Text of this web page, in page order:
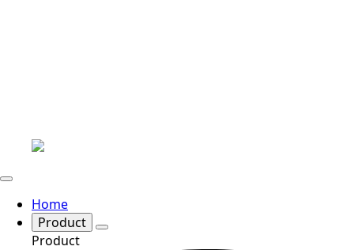
Home
Product
Product